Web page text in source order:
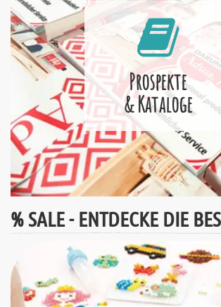
Prospekte
& Kataloge
% SALE - ENTDECKE DIE